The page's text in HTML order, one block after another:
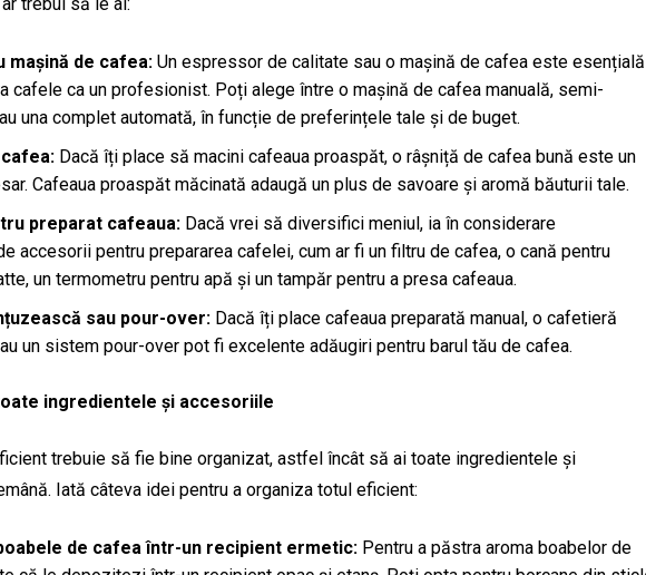
mașină de cafea: Un espressor de calitate sau o mașină de cafea este esențială
cafele ca un profesionist. Poți alege între o mașină de cafea manuală, semi-
una complet automată, în funcție de preferințele tale și de buget.
Dacă îți place să macini cafeaua proaspăt, o râșniță de cafea bună este un
Cafeaua proaspăt măcinată adaugă un plus de savoare și aromă băuturii tale.
preparat cafeaua: Dacă vrei să diversifici meniul, ia în considerare
accesorii pentru prepararea cafelei, cum ar fi un filtru de cafea, o cană pentru
un termometru pentru apă și un tampăr pentru a presa cafeaua.
sau pour-over: Dacă îți place cafeaua preparată manual, o cafetieră
un sistem pour-over pot fi excelente adăugiri pentru barul tău de cafea.
ingredientele și accesoriile
trebuie să fie bine organizat, astfel încât să ai toate ingredientele și
Iată câteva idei pentru a organiza totul eficient:
de cafea într-un recipient ermetic: Pentru a păstra aroma boabelor de